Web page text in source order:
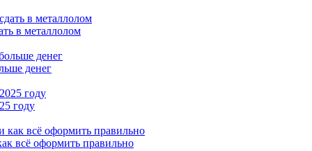
в металлолом
денег
году
всё оформить правильно